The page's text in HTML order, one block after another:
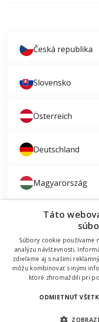
Česká republika
Slovensko
Österreich
Deutschland
Magyarország
© 2011 - 2026 TT
pomáhame šetriť
Zaujíma vás
Dodávali sme okná do
Táto
Súbory cookie používame
analýzu návštevnosti.
zdieľame aj s našimi
môžu kombinovať s inými
ktoré zhromaždili pri
ODMIETNUŤ